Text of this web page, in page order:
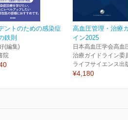
ントのための感染症
鉄則
(編集)
院
高血圧管理・治療
イン2025
日本高血圧学会高血
治療ガイドライン委
ライフサイエンス出
¥4,180